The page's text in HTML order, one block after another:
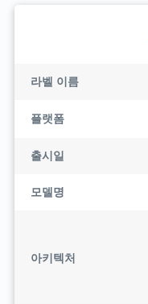
라벨 이름
플랫폼
출시일
모델명
아키텍처